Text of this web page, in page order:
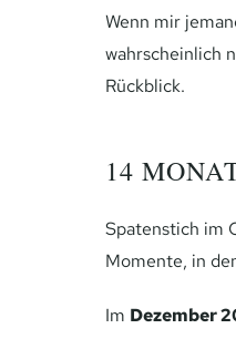
Wenn mir
wahrscheinlich
Rückblick.
14
Spatenstich im
Momente, in
Im Dezember